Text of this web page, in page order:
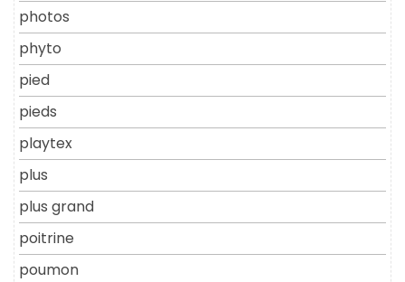
photos
phyto
pied
pieds
playtex
plus
plus grand
poitrine
poumon